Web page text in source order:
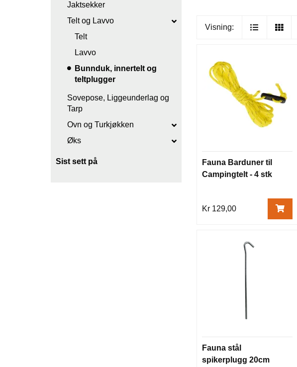
Jaktsekker
Telt og Lavvo
Telt
Lavvo
Bunnduk, innertelt og
teltplugger
Sovepose, Liggeunderlag og
Tarp
Ovn og Turkjøkken
Øks
Sist sett på
Visning:
Fauna Barduner til
Campingtelt - 4 stk
Kr 129,00
Fauna stål
spikerplugg 20cm